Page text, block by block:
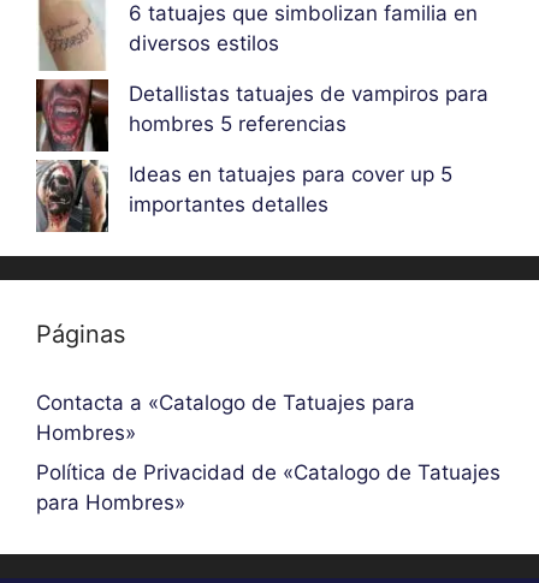
6 tatuajes que simbolizan familia en
diversos estilos
Detallistas tatuajes de vampiros para
hombres 5 referencias
Ideas en tatuajes para cover up 5
importantes detalles
Páginas
Contacta a «Catalogo de Tatuajes para
Hombres»
Política de Privacidad de «Catalogo de Tatuajes
para Hombres»